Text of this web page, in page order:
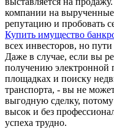
компании на
репутацию и пробовать
Купить имущество
всех инвесторов, но
Даже в случае, если вы
получению электронной
площадках и поиску
транспорта, - вы не
выгодную сделку,
высок и без
успеха трудно.